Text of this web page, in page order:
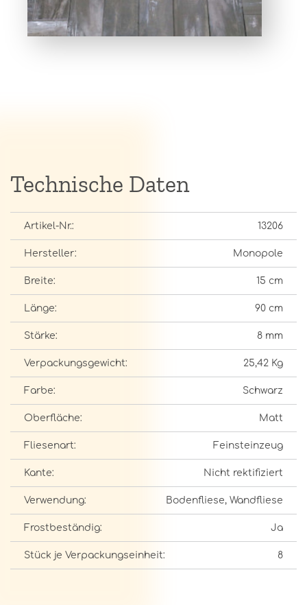
Technische Daten
Artikel-Nr.: 13206
Hersteller: Monopole
Breite: 15 cm
Länge: 90 cm
Stärke: 8 mm
Verpackungsgewicht: 25,42 Kg
Farbe: Schwarz
Oberfläche: Matt
Fliesenart: Feinsteinzeug
Kante: Nicht rektifiziert
Verwendung: Bodenfliese, Wandfliese
Frostbeständig: Ja
Stück je Verpackungseinheit: 8